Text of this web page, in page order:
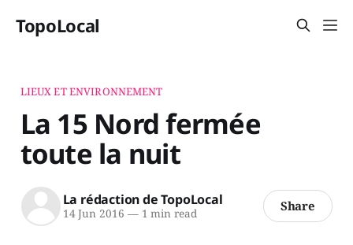
TopoLocal
LIEUX ET ENVIRONNEMENT
La 15 Nord fermée
toute la nuit
La rédaction de TopoLocal
14 Jun 2016 —1 min read Share